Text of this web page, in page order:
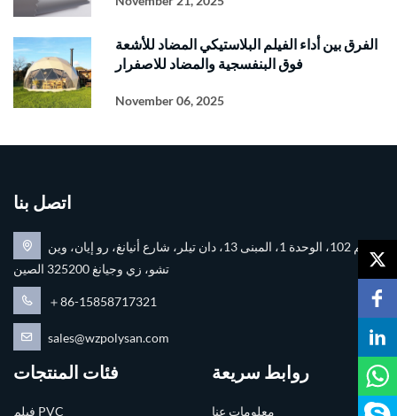
الفرق بين أداء الفيلم البلاستيكي المضاد للأشعة
فوق البنفسجية والمضاد للاصفرار
November 06, 2025
اتصل بنا
رقم 102، الوحدة 1، المبنى 13، دان تيلر، شارع أنيانغ، رو إيان، وين
تشو، زي وجيانغ 325200 الصين
＋86-15858717321
sales@wzpolysan.com
فئات المنتجات
فيلم PVC
روابط سريعة
معلومات عنا